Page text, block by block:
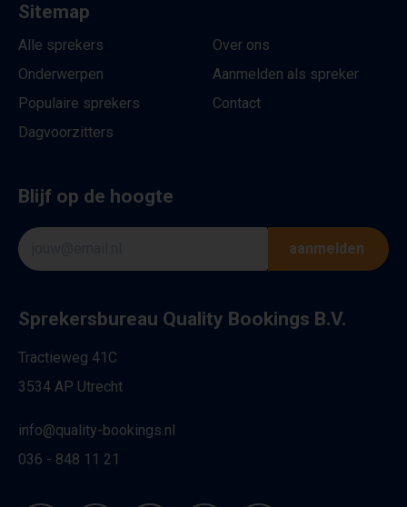
Sitemap
Alle sprekers
Onderwerpen
Populaire sprekers
Dagvoorzitters
Over ons
Aanmelden als spreker
Contact
Blijf op de hoogte
aanmelden
Sprekersbureau Quality Bookings B.V.
Tractieweg 41C
3534 AP Utrecht
info@quality-bookings.nl
036 - 848 11 21